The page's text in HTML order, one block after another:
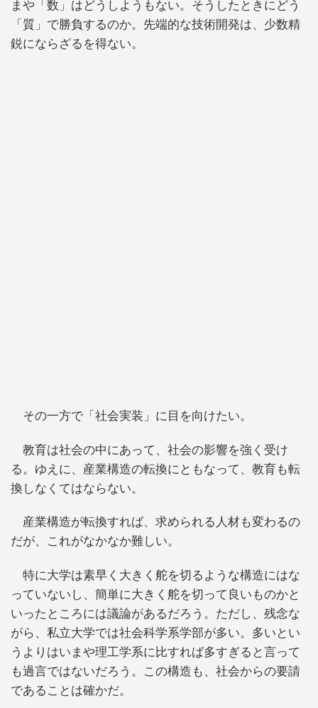
まや「数」はどうしようもない。そうしたときにどう
「質」で勝負するのか。先端的な技術開発は、少数精
鋭にならざるを得ない。
その一方で「社会実装」に目を向けたい。
教育は社会の中にあって、社会の影響を強く受け
る。ゆえに、産業構造の転換にともなって、教育も転
換しなくてはならない。
産業構造が転換すれば、求められる人材も変わるの
だが、これがなかなか難しい。
特に大学は素早く大きく舵を切るような構造にはな
っていないし、簡単に大きく舵を切って良いものかと
いったところには議論があるだろう。ただし、残念な
がら、私立大学では社会科学系学部が多い。多いとい
うよりはいまや理工学系に比すれば多すぎると言って
も過言ではないだろう。この構造も、社会からの要請
であることは確かだ。